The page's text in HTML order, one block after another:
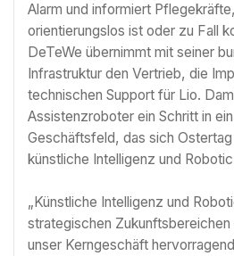
Alarm und informiert
orientierungslos ist oder zu Fall
DeTeWe übernimmt mit seiner
Infrastruktur den Vertrieb, die
technischen Support für Lio.
Assistenzroboter ein Schritt in
Geschäftsfeld, das sich
künstliche Intelligenz und
„Künstliche Intelligenz und
strategischen Zukunftsbereichen
unser Kerngeschäft